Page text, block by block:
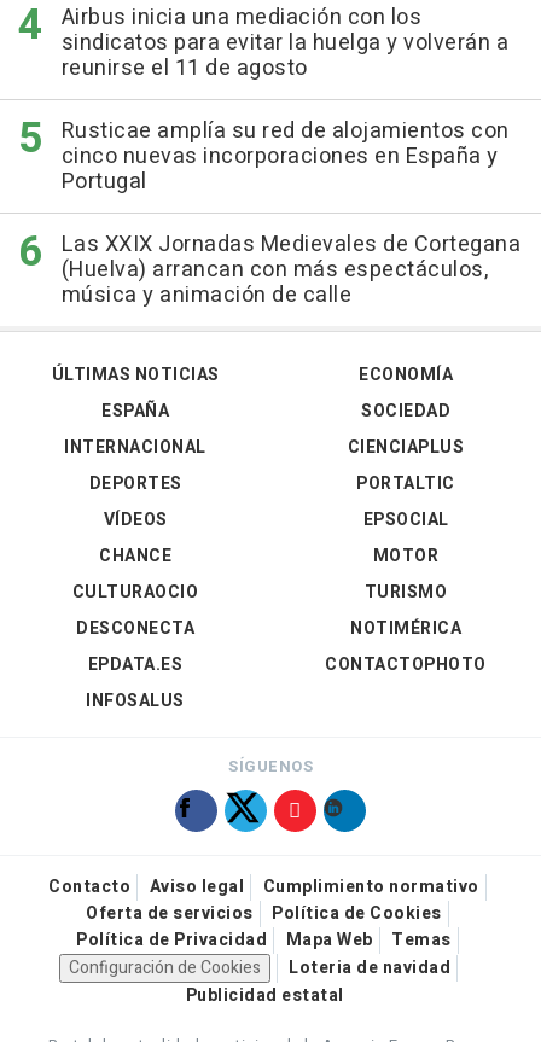
Airbus inicia una mediación con los
sindicatos para evitar la huelga y volverán a
reunirse el 11 de agosto
Rusticae amplía su red de alojamientos con
cinco nuevas incorporaciones en España y
Portugal
Las XXIX Jornadas Medievales de Cortegana
(Huelva) arrancan con más espectáculos,
música y animación de calle
ÚLTIMAS NOTICIAS
ESPAÑA
INTERNACIONAL
DEPORTES
VÍDEOS
ECONOMÍA
SOCIEDAD
CIENCIAPLUS
PORTALTIC
EPSOCIAL
CHANCE
CULTURAOCIO
DESCONECTA
EPDATA.ES
INFOSALUS
MOTOR
TURISMO
NOTIMÉRICA
CONTACTOPHOTO
SÍGUENOS
Contacto Aviso legal
Cumplimiento normativo
Oferta de servicios
Política de Cookies
Política de Privacidad
Mapa Web
Temas
Configuración de Cookies
Loteria de navidad
Publicidad estatal